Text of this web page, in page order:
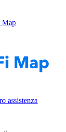
Map
assistenza